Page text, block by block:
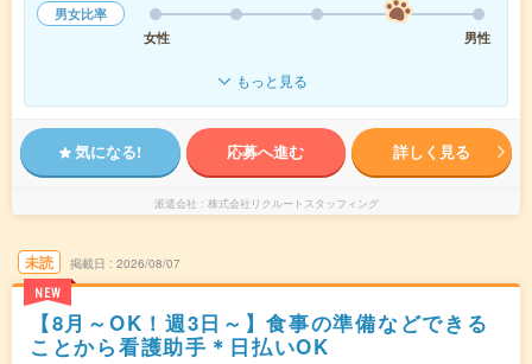
男女比率
女性
男性
もっと見る
気になる! 応募へ進む 詳しく見る
派遣会社 株式会社リクルートスタッフィング
未読
NEW
掲載日 2026/08/07
【8月～OK！週3日～】食事の準備などできる
ことから看護助手＊日払いOK